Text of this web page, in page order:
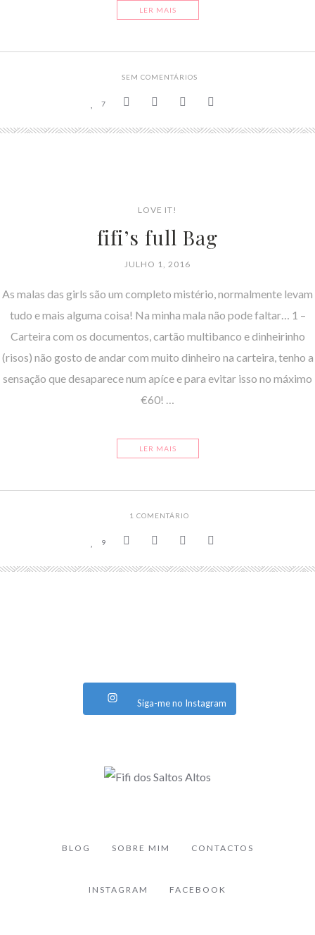
LER MAIS
SEM COMENTÁRIOS
7
LOVE IT!
fifi’s full Bag
JULHO 1, 2016
As malas das girls são um completo mistério, normalmente levam
tudo e mais alguma coisa! Na minha mala não pode faltar… 1 –
Carteira com os documentos, cartão multibanco e dinheirinho
(risos) não gosto de andar com muito dinheiro na carteira, tenho a
sensação que desaparece num apíce e para evitar isso no máximo
€60! …
LER MAIS
1 COMENTÁRIO
9
Siga-me no Instagram
BLOG SOBRE MIM CONTACTOS
INSTAGRAM FACEBOOK